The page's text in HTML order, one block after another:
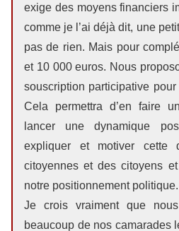
exige des moyens financiers
comme je l’ai déjà dit, une
pas de rien. Mais pour
et 10 000 euros. Nous
souscription participative
Cela permettra d’en faire
lancer une dynamique
expliquer et motiver cette
citoyennes et des citoyens
notre positionnement politique.
Je crois vraiment que
beaucoup de nos camarades